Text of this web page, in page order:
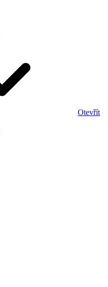
Otevřít